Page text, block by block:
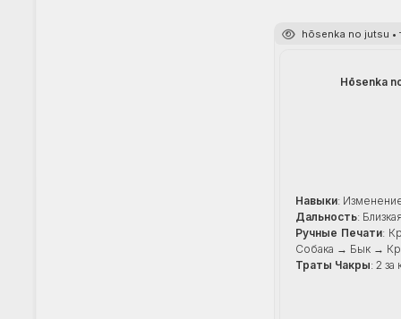
hōsenka no jutsu •
Hōsenka
Навыки:
Дальность:
Ручные Печати:
Собака → Бык →
Траты Чакры: 2